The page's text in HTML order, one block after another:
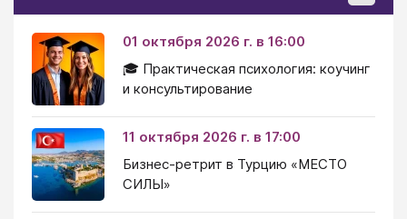
01 октября 2026 г. в 16:00
🎓 Практическая психология: коучинг
и консультирование
11 октября 2026 г. в 17:00
Бизнес-ретрит в Турцию «МЕСТО
СИЛЫ»